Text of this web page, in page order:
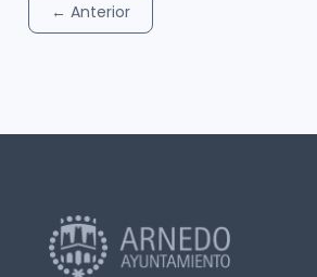
← Anterior